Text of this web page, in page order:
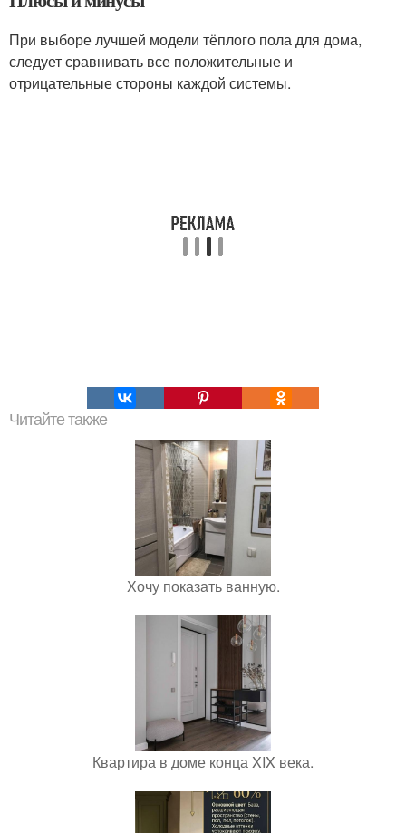
При выборе лучшей модели тёплого пола для дома,
следует сравнивать все положительные и
отрицательные стороны каждой системы.
Читайте также
Хочу показать ванную.
Квартира в доме конца XIX века.